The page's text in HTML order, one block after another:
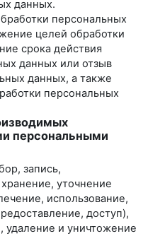
данных.
персональных
целей обработки
срока действия
данных или отзыв
данных, а также
персональных
персональными
запись,
уточнение
использование,
доступ),
удаление и уничтожение